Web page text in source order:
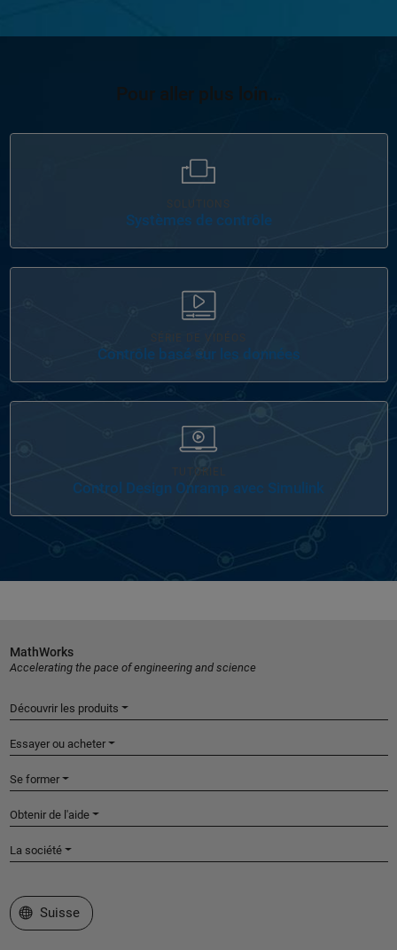
Pour aller plus loin…
Systèmes de contrôle
Contrôle basé sur les données
TUTORIEL
Control Design Onramp avec Simulink
MathWorks
Accelerating the pace of engineering and science
Découvrir les produits
Essayer ou acheter
Se former
Obtenir de l'aide
La société
Sélectionner un site web
Suisse